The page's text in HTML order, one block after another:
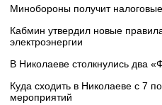
Минобороны получит
Кабмин утвердил новые
электроэнергии
В Николаеве столкнулись два
Куда сходить в Николаеве с 7
мероприятий